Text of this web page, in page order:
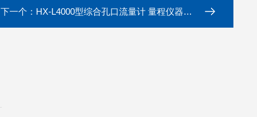
下一个： HX-L4000型综合孔口流量计 量程仪器校准器